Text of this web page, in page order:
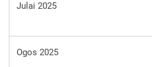
Julai 2025
Ogos 2025